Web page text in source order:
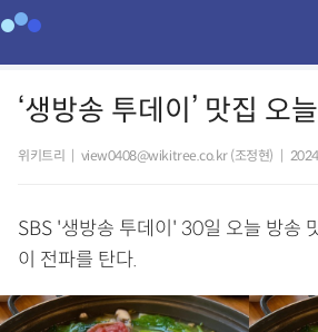
‘생방송 투데이’ 맛집 오
위키트리 view0408@wikitree.co.kr (조정현)
SBS '생방송 투데이' 30일 오늘 방송
이 전파를 탄다.